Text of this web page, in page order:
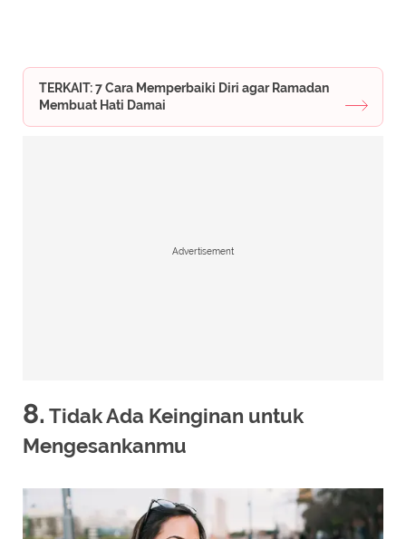
TERKAIT: 7 Cara Memperbaiki Diri agar Ramadan
Membuat Hati Damai
Advertisement
8. Tidak Ada Keinginan untuk
Mengesankanmu